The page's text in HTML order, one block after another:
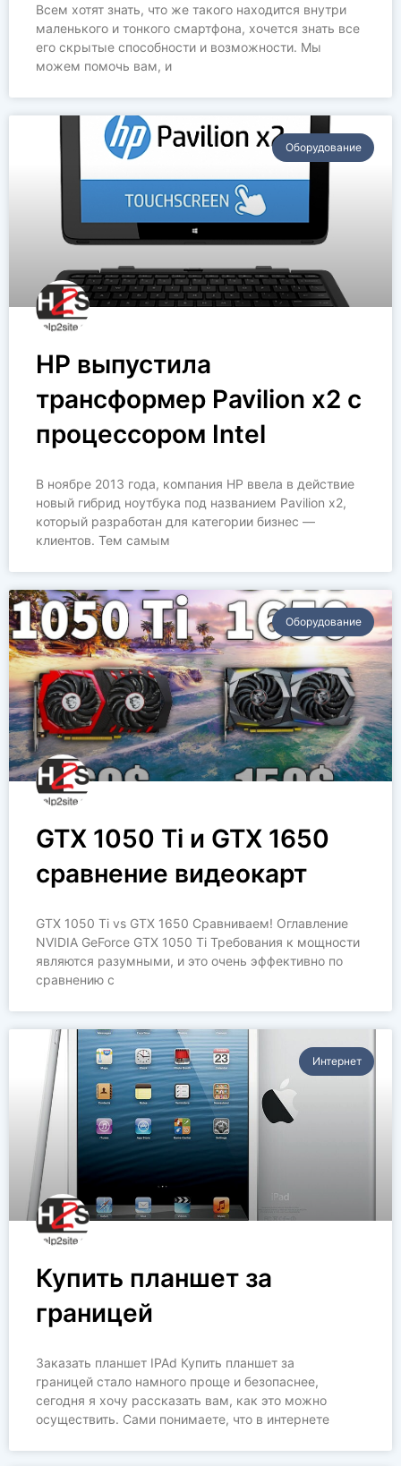
Всем хотят знать, что же такого находится внутри
маленького и тонкого смартфона, хочется знать все
его скрытые способности и возможности. Мы
можем помочь вам, и
Оборудование
HP выпустила
трансформер Pavilion x2 с
процессором Intel
В ноябре 2013 года, компания HP ввела в действие
новый гибрид ноутбука под названием Pavilion x2,
который разработан для категории бизнес —
клиентов. Тем самым
Оборудование
GTX 1050 Ti и GTX 1650
cравнение видеокарт
GTX 1050 Ti vs GTX 1650 Сравниваем! Оглавление
NVIDIA GeForce GTX 1050 Ti Требования к мощности
являются разумными, и это очень эффективно по
сравнению с
Интернет
Купить планшет за
границей
Заказать планшет IPAd Купить планшет за
границей стало намного проще и безопаснее,
сегодня я хочу рассказать вам, как это можно
осуществить. Сами понимаете, что в интернете